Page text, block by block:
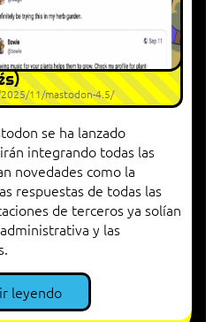
11/mastodon-4.5/
se ha lanzado
integrando todas las
novedades como la
respuestas de todas las
de terceros ya solían
y las
leyendo